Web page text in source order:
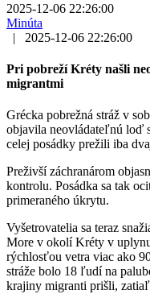
2025-12-06 22:26:00
Minúta
|
2025-12-06 22:26:00
Pri pobreží Kréty našli
migrantmi
Grécka pobrežná stráž v
objavila neovládateľnú loď
celej posádky prežili iba
Preživší záchranárom
kontrolu. Posádka sa tak
primeraného úkrytu.
Vyšetrovatelia sa teraz
More v okolí Kréty v
rýchlosťou vetra viac ako
stráže bolo 18 ľudí na
krajiny migranti prišli, zatiaľ